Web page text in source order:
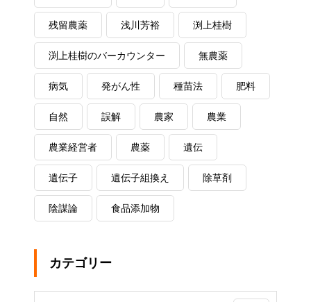
残留農薬 浅川芳裕 渕上桂樹
渕上桂樹のバーカウンター 無農薬
病気 発がん性 種苗法 肥料
自然 誤解 農家 農業
農業経営者 農薬 遺伝
遺伝子 遺伝子組換え 除草剤
陰謀論 食品添加物
カテゴリー